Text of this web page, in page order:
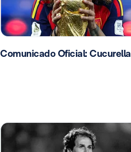
Comunicado Oficial: Cucurella